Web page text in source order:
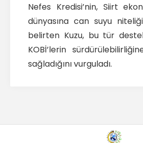
Nefes Kredisi’nin, Siirt
dünyasına can suyu
belirten Kuzu, bu tür
KOBİ’lerin
sağladığını vurguladı.